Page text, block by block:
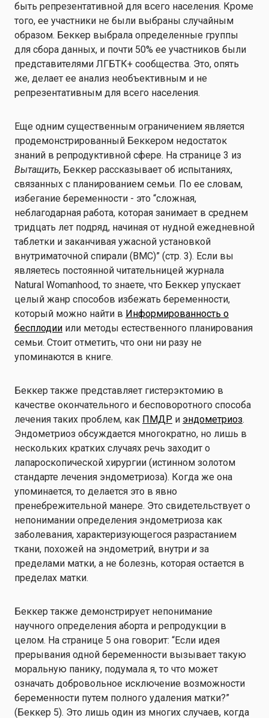
быть репрезентативной для всего населения. Кроме
того, ее участники не были выбраны случайным
образом. Беккер выбрала определенные группы
для сбора данных, и почти 50% ее участников были
представителями ЛГБТК+ сообщества. Это, опять
же, делает ее анализ необъективным и не
репрезентативным для всего населения.
Еще одним существенным ограничением является
продемонстрированный Беккером недостаток
знаний в репродуктивной сфере. На странице 3 из
Вытащить, Беккер рассказывает об испытаниях,
связанных с планированием семьи. По ее словам,
избегание беременности - это “сложная,
неблагодарная работа, которая занимает в среднем
тридцать лет подряд, начиная от нудной ежедневной
таблетки и заканчивая ужасной установкой
внутриматочной спирали (ВМС)” (стр. 3). Если вы
являетесь постоянной читательницей журнала
Natural Womanhood, то знаете, что Беккер упускает
целый жанр способов избежать беременности,
который можно найти в Информированность о
бесплодии или методы естественного планирования
семьи. Стоит отметить, что они ни разу не
упоминаются в книге.
Беккер также представляет гистерэктомию в
качестве окончательного и бесповоротного способа
лечения таких проблем, как ПМДР и эндометриоз.
Эндометриоз обсуждается многократно, но лишь в
нескольких кратких случаях речь заходит о
лапароскопической хирургии (истинном золотом
стандарте лечения эндометриоза). Когда же она
упоминается, то делается это в явно
пренебрежительной манере. Это свидетельствует о
непонимании определения эндометриоза как
заболевания, характеризующегося разрастанием
ткани, похожей на эндометрий, внутри и за
пределами матки, а не болезнь, которая остается в
пределах матки.
Беккер также демонстрирует непонимание
научного определения аборта и репродукции в
целом. На странице 5 она говорит: “Если идея
прерывания одной беременности вызывает такую
моральную панику, подумала я, то что может
означать добровольное исключение возможности
беременности путем полного удаления матки?”
(Беккер 5). Это лишь один из многих случаев, когда